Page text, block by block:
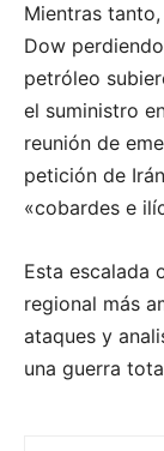
Mientras
Dow
petróleo
el suministro
reunión de
petición de
«cobardes e
Esta escalada
regional más
ataques y
una guerra